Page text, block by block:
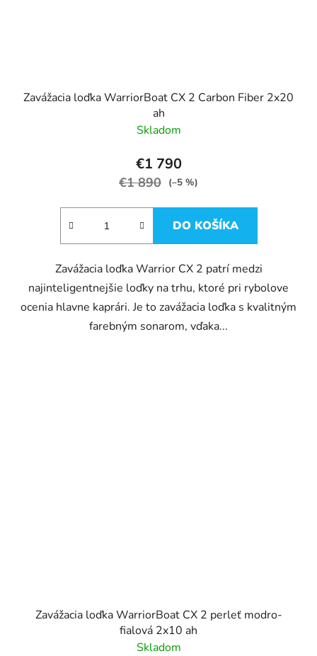
Zavážacia loďka WarriorBoat CX 2 Carbon Fiber 2x20
ah
Skladom
€1 790
€1 890 (–5 %)
DO KOŠÍKA
Zavážacia loďka Warrior CX 2 patrí medzi
najinteligentnejšie loďky na trhu, ktoré pri rybolove
ocenia hlavne kaprári. Je to zavážacia loďka s kvalitným
farebným sonarom, vďaka...
Zavážacia loďka WarriorBoat CX 2 perleť modro-
fialová 2x10 ah
Skladom